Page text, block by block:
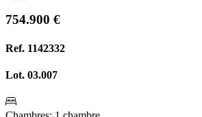
754.900 €
Ref. 1142332
Lot. 03.007